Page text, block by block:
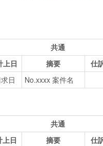
共通
上日 摘要
仕
日 No.xxxx 案件名
共通
上日 摘要
仕